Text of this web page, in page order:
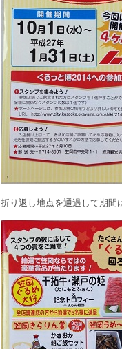
折り返し地点を通過して期間